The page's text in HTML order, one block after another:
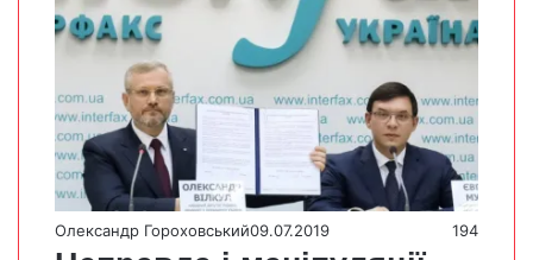
Олександр Гороховський09.07.2019 194